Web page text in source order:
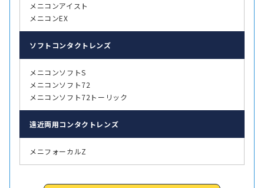
メニコンアイスト
メニコンEX
ソフト コンタクトレンズ
メニコンソフトS
メニコンソフト72
メニコンソフト72トーリック
遠近両用コンタクトレンズ
メニフォーカルZ